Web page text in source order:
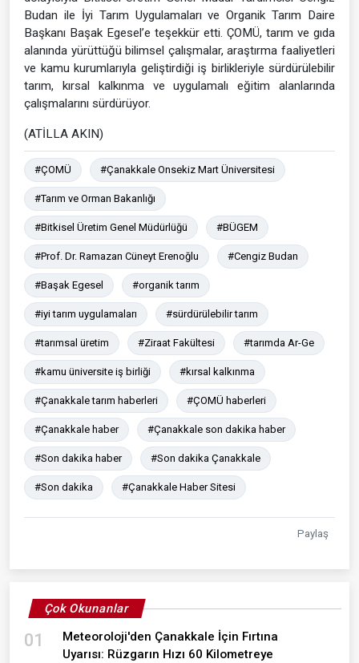
Budan ile İyi Tarım Uygulamaları ve Organik Tarım Daire
Başkanı Başak Egesel’e teşekkür etti. ÇOMÜ, tarım ve gıda
alanında yürüttüğü bilimsel çalışmalar, araştırma faaliyetleri
ve kamu kurumlarıyla geliştirdiği iş birlikleriyle sürdürülebilir
tarım, kırsal kalkınma ve uygulamalı eğitim alanlarında
çalışmalarını sürdürüyor.
(ATİLLA AKIN)
#ÇOMÜ #Çanakkale Onsekiz Mart Üniversitesi
#Tarım ve Orman Bakanlığı
#Bitkisel Üretim Genel Müdürlüğü #BÜGEM
#Prof. Dr. Ramazan Cüneyt Erenoğlu #Cengiz Budan
#Başak Egesel #organik tarım
#iyi tarım uygulamaları #sürdürülebilir tarım
#tarımsal üretim #Ziraat Fakültesi #tarımda Ar-Ge
#kamu üniversite iş birliği #kırsal kalkınma
#Çanakkale tarım haberleri #ÇOMÜ haberleri
#Çanakkale haber #Çanakkale son dakika haber
#Son dakika haber #Son dakika Çanakkale
#Son dakika #Çanakkale Haber Sitesi
Paylaş
Çok Okunanlar
01
Meteoroloji'den Çanakkale İçin Fırtına
Uyarısı: Rüzgarın Hızı 60 Kilometreye